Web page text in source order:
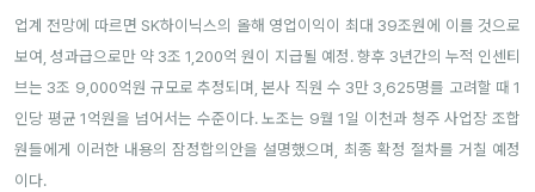
업계 전망에 따르면 SK하이닉스의 올해 영업이익이 최대 39조원에 이를 것으로
보여, 성과급으로만 약 3조 1,200억 원이 지급될 예정. 향후 3년간의 누적 인센티
브는 3조 9,000억원 규모로 추정되며, 본사 직원 수 3만 3,625명를 고려할 때 1
인당 평균 1억원을 넘어서는 수준이다. 노조는 9월 1일 이천과 청주 사업장 조합
원들에게 이러한 내용의 잠정합의안을 설명했으며, 최종 확정 절차를 거칠 예정
이다.